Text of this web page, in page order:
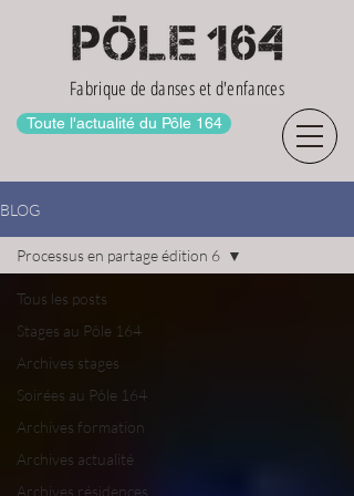
Fabrique de danses et d'enfances
Toute l'actualité du Pôle 164
BLOG
Tous les posts
Stages au Pôle 164
Archives stages
Soirées au Pôle 164
Archives formation
Archives actualité
Archives résidences
Processus en partage édition 6